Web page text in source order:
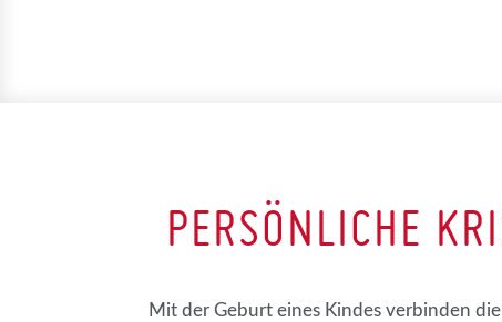
PERSÖNLICHE
Mit der Geburt eines Kindes verbinden